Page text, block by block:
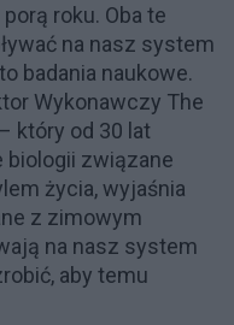
roku. Oba te
na nasz system
badania naukowe.
Wykonawczy The
który od 30 lat
biologii związane
życia, wyjaśnia
z zimowym
na nasz system
aby temu